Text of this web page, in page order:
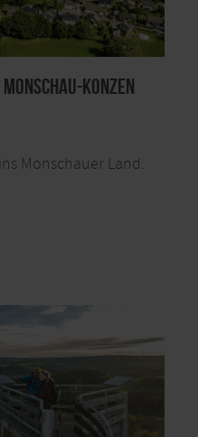
Konzen
Monschauer Land.